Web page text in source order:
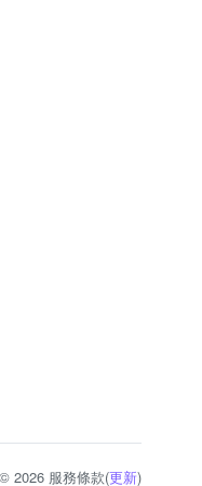
2026 服務條款(更新)